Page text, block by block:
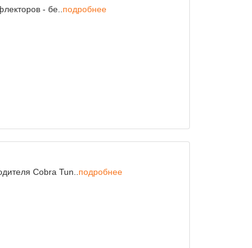
- бе.. подробнее
Cobra Tun.. подробнее